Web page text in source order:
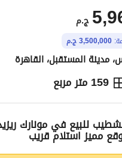
ج.م
3,500,000 ج.م
مدينة المستقبل، القاهرة
159 متر مربع
الاماكن القريبة
للبيع في مونارك
مميز استلام قريب